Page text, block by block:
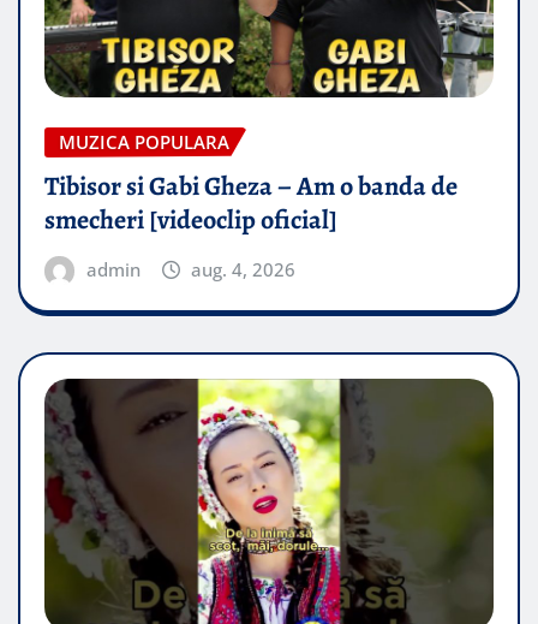
MUZICA POPULARA
Tibisor si Gabi Gheza – Am o banda de
smecheri [videoclip oficial]
admin aug. 4, 2026